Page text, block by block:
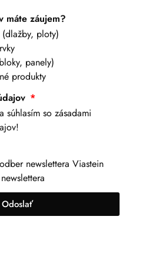
máte záujem?
ploty)
panely)
produkty
súhlasím so zásadami
newslettera Viastein
Odoslať